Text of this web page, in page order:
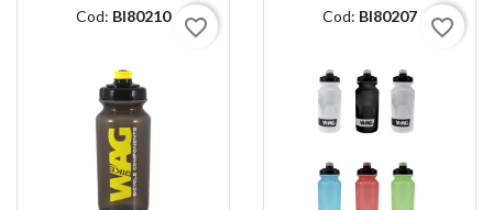
Cod: BI80210 favorite_border Cod: BI80207 favorite_border